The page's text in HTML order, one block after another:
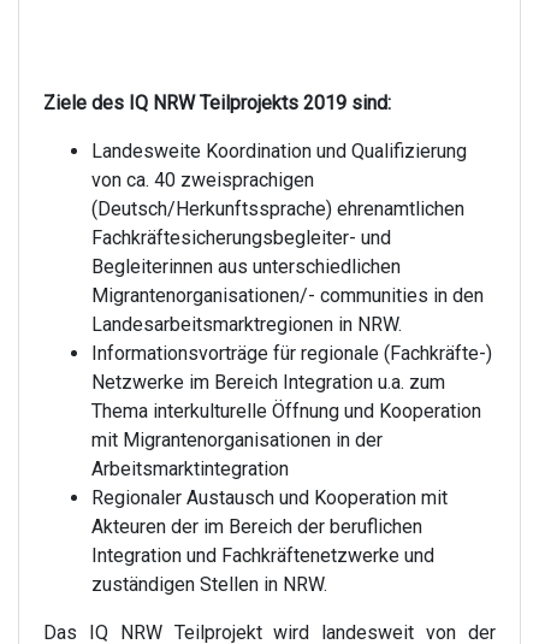
Ziele des IQ NRW Teilprojekts 2019 sind:
Landesweite Koordination und Qualifizierung
von ca. 40 zweisprachigen
(Deutsch/Herkunftssprache) ehrenamtlichen
Fachkräftesicherungsbegleiter- und
Begleiterinnen aus unterschiedlichen
Migrantenorganisationen/- communities in den
Landesarbeitsmarktregionen in NRW.
Informationsvorträge für regionale (Fachkräfte-)
Netzwerke im Bereich Integration u.a. zum
Thema interkulturelle Öffnung und Kooperation
mit Migrantenorganisationen in der
Arbeitsmarktintegration
Regionaler Austausch und Kooperation mit
Akteuren der im Bereich der beruflichen
Integration und Fachkräftenetzwerke und
zuständigen Stellen in NRW.
Das IQ NRW Teilprojekt wird landesweit von der